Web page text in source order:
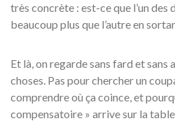
très concrète : est-ce que l’un des
beaucoup plus que l’autre en
Et là, on regarde sans fard et
choses. Pas pour chercher un
comprendre où ça coince, et
compensatoire » arrive sur la